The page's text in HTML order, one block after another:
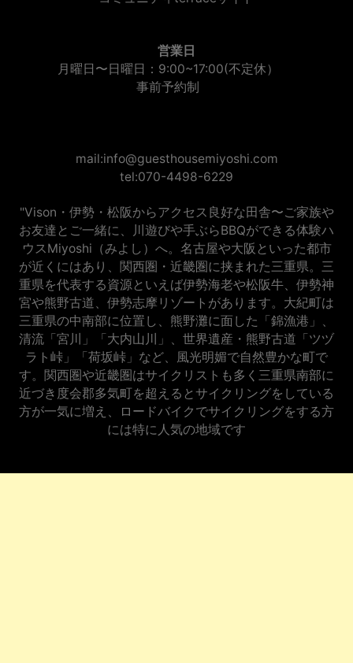
営業日
月曜日〜日曜日：9:00~17:00(不定休）
事前予約制
mail:info@guesthousemiyoshi.com
tel:070-4498-6229
"Vison・伊勢・松阪からアクセス良好な田舎〜ご家族や
お友達とご一緒に、川遊びや手ぶらBBQができる体験ハ
ウスMiyoshi（みよし）へ。名古屋や大阪といった都市
が近くにはあり、関西圏・近畿圏に挟まれた三重県。三
重県を代表する資源といえば伊勢海老や松阪牛、伊勢神
宮や熊野古道、伊勢志摩リゾートがあります。大紀町は
三重県の中南部に位置し、熊野灘に面した「錦漁港」、
清流「宮川」「大内山川」、世界遺産・熊野古道「ツヅ
ラト峠」「荷坂峠」など、風光明媚で自然豊かな町で
す。関西圏や近畿圏はサイクリストも多く三重県南部に
近づき度会郡多気町を超えるとサイクリングをしている
方が一気に増え、ロードバイクでサイクリングをする方
には特に人気の地域です